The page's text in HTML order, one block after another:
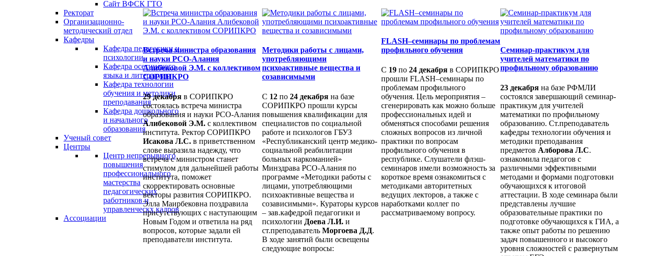
Сайт ВФСК ГТО
Ректорат
Организационно-
методический отдел
Кафедры
Кафедра педагогики и
психологии
Кафедра осетинского
языка и литературы
Кафедра технологии
обучения и методики
преподавания
Кафедра дошкольного
и начального
образования
Ученый совет
Центры
Центр непрерывного
повышения
профессионального
мастерства
педагогических
работников и
управленческх кадров
Ассоциации
Встреча министра образования
и науки РСО-Алания
Алибековой Э.М. с коллективом
СОРИПКРО
29 декабря в СОРИПКРО
состоялась встреча министра
образования и науки РСО-Алания
Алибековой Э.М. с коллективом
института. Ректор СОРИПКРО
Исакова Л.С. в приветственном
слове выразила надежду, что
встреча с министром станет
стимулом для дальнейшей работы
института, поможет
скорректировать основные
векторы развития СОРИПКРО.
Элла Маирбековна поздравила
присутствующих с наступающим
Новым Годом и ответила на ряд
вопросов, которые задали ей
преподаватели института.
Методики работы с лицами,
употребляющими
психоактивные вещества и
созависимыми
С 12 по 24 декабря на базе
СОРИПКРО прошли курсы
повышения квалификации для
специалистов по социальной
работе и психологов ГБУЗ
«Республиканский центр медико-
социальной реабилитации
больных наркоманией»
Минздрава РСО-Алания по
программе «Методики работы с
лицами, употребляющими
психоактивные вещества и
созависимыми». Кураторы курсов
– зав.кафедрой педагогики и
психологии Доева Л.И. и
ст.преподаватель Моргоева Д.Д.
В ходе занятий были освещены
следующие вопросы:
FLASH–семинары по проблемам
профильного обучения
С 19 по 24 декабря в СОРИПКРО
прошли FLASH–семинары по
проблемам профильного
обучения. Цель мероприятия –
сгенерировать как можно больше
профессиональных идей и
обменяться способами решения
сложных вопросов из личной
практики по вопросам
профильного обучения в
республике. Слушатели флэш-
семинаров имели возможность за
короткое время ознакомиться с
методиками авторитетных
ведущих лекторов, а также с
наработками коллег по
рассматриваемому вопросу.
Семинар-практикум для
учителей математики по
профильному образованию
23 декабря на базе РФМЛИ
состоялся завершающий семинар-
практикум для учителей
математики по профильному
образованию. Ст.преподаватель
кафедры технологии обучения и
методики преподавания
предметов Алборова Л.С.
ознакомила педагогов с
различными эффективными
методами и формами подготовки
обучающихся к итоговой
аттестации. В ходе семинара были
представлены лучшие
образовательные практики по
подготовке обучающихся к ГИА, а
также опыт работы по решению
задач повышенного и высокого
уровня сложностей с развернутым